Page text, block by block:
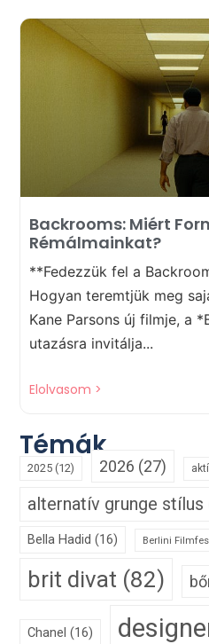
Backrooms: Miért
Rémálmainkat?
**Fedezzük fel a
Hogyan teremtjük meg
Kane Parsons új filmje, a
utazásra invitálja...
Elolvasom >
Témák
2025 (12) 2026 (27)
alternatív grunge stílus
Bella Hadid (16) Berlini
brit divat (82)
Chanel (16)